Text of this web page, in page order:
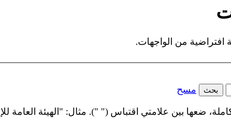
من الواجهات.
بحث مسح
ضعها بين علامتي اقتباس (" "). مثال: "الهيئة العامة